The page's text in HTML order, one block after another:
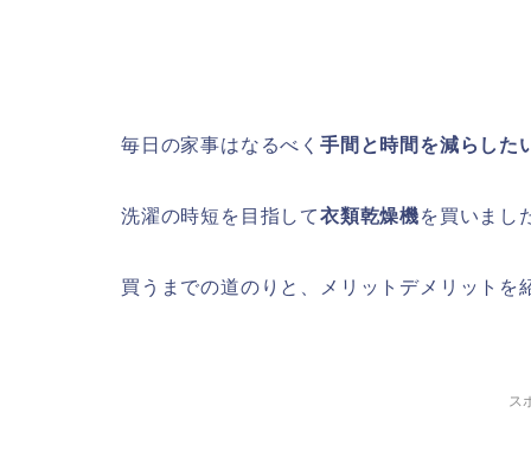
毎日の家事はなるべく 手間と時間を減らした
洗濯の時短を目指して衣類乾燥機を買いまし
買うまでの道のりと、メリットデメリットを
ス